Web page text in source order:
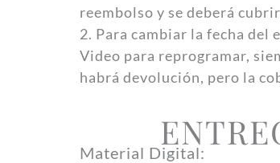
reembolso y se deberá
2. Para cambiar la fecha
Video para reprogramar,
habrá devolución, pero la
Material Digital: